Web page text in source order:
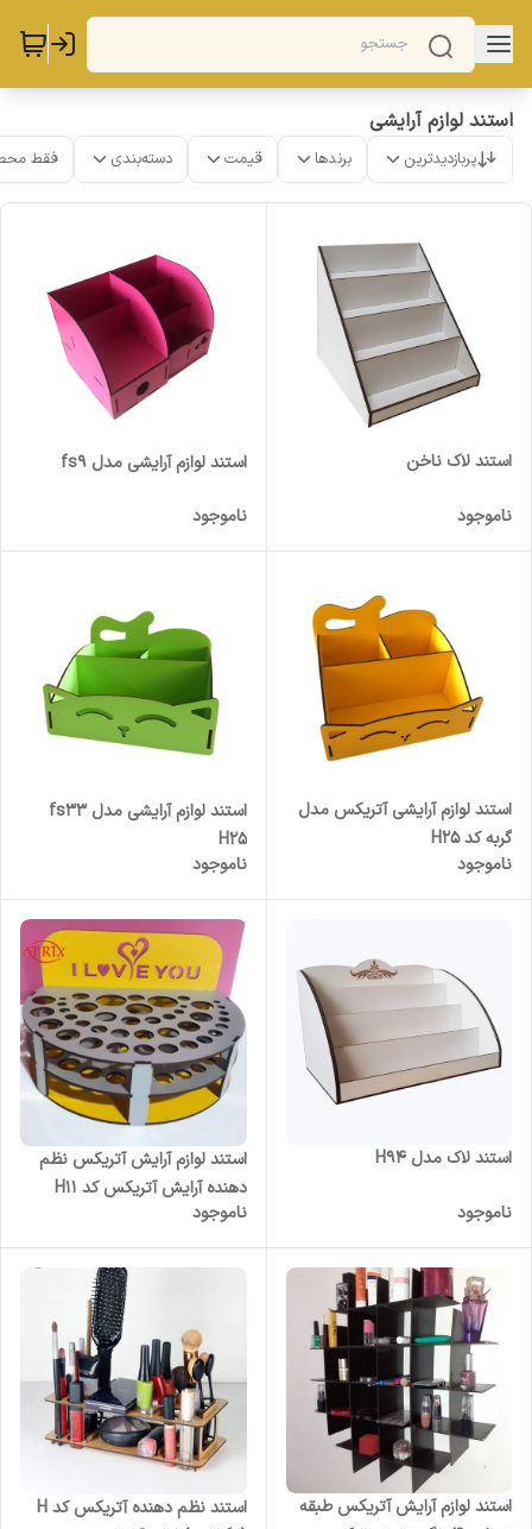
استند لوازم آرایشی
پربازدیدترین برندها قیمت دسته‌بندی فقط
استند لاک ناخن
ناموجود
استند لوازم آرایشی مدل fs9
ناموجود
استند لوازم آرایشی آتریکس مدل
گربه کد H25
ناموجود
استند لوازم آرایشی مدل fs33
H25
ناموجود
استند لاک مدل H94
ناموجود
استند لوازم آرایش آتریکس نظم
دهنده آرایش آتریکس کد H11
ناموجود
استند لوازم آرایش آتریکس طبقه
استند نظم دهنده آتریکس کد H